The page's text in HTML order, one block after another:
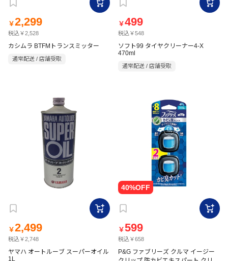
￥2,299
税込￥2,528
カシムラ BTFMトランスミッター
通常配送 / 店舗受取
￥499
税込￥548
ソフト99 タイヤクリーナー4-X
470ml
通常配送 / 店舗受取
￥2,499
税込￥2,748
ヤマハ オートルーブ スーパーオイル
1L
￥599
税込￥658
P&G ファブリーズ クルマ イージー